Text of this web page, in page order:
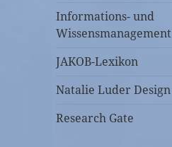
Informations- und
Wissensmanagement
JAKOB-Lexikon
Natalie Luder Design
Research Gate